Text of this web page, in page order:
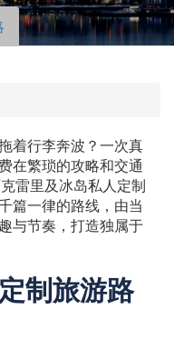
着行李奔波？一次真
在繁琐的攻略和交通
雷里及冰岛私人定制
篇一律的路线，由当
与节奏，打造独属于
制旅游路